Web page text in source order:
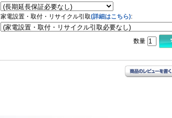
家電設置・取付・リサイクル引取(詳細はこちら):
数量